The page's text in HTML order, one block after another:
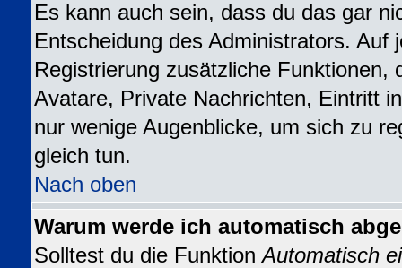
Es kann auch sein, dass du das gar
Entscheidung des Administrators. Auf
Registrierung zusätzliche Funktionen,
Avatare, Private Nachrichten, Eintritt
nur wenige Augenblicke, um sich zu
gleich tun.
Nach oben
Warum werde ich automatisch
Solltest du die FunktionAutomatisch